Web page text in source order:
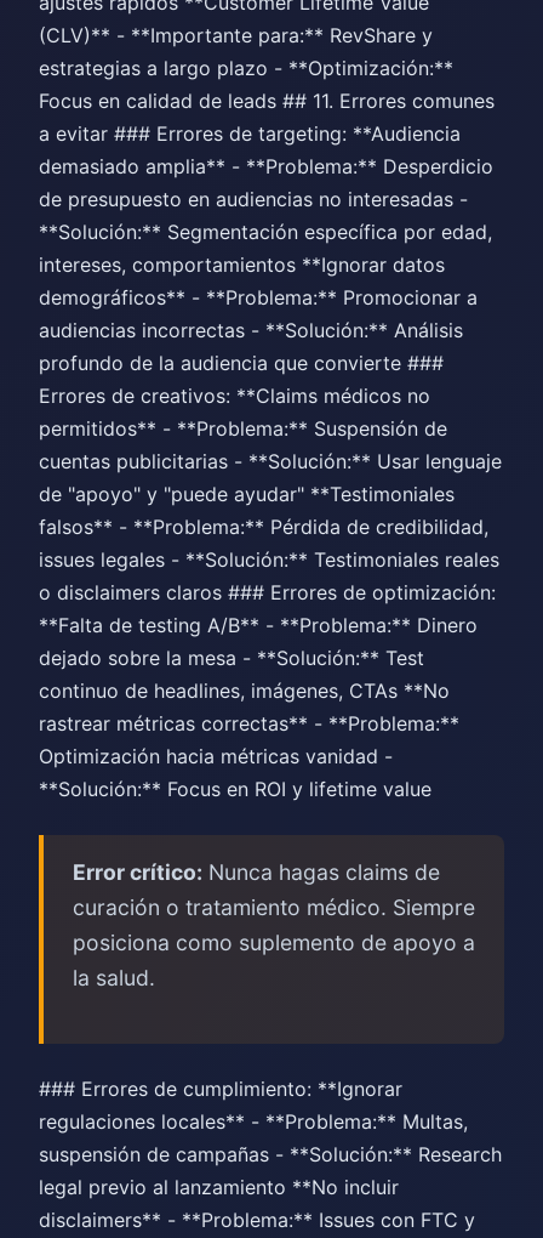
(CLV)** - **Importante para:** RevShare y
estrategias a largo plazo - **Optimización:**
Focus en calidad de leads ## 11. Errores comunes
a evitar ### Errores de targeting: **Audiencia
demasiado amplia** - **Problema:** Desperdicio
de presupuesto en audiencias no interesadas -
**Solución:** Segmentación específica por edad,
intereses, comportamientos **Ignorar datos
demográficos** - **Problema:** Promocionar a
audiencias incorrectas - **Solución:** Análisis
profundo de la audiencia que convierte ###
Errores de creativos: **Claims médicos no
permitidos** - **Problema:** Suspensión de
cuentas publicitarias - **Solución:** Usar lenguaje
de "apoyo" y "puede ayudar" **Testimoniales
falsos** - **Problema:** Pérdida de credibilidad,
issues legales - **Solución:** Testimoniales reales
o disclaimers claros ### Errores de optimización:
**Falta de testing A/B** - **Problema:** Dinero
dejado sobre la mesa - **Solución:** Test
continuo de headlines, imágenes, CTAs **No
rastrear métricas correctas** - **Problema:**
Optimización hacia métricas vanidad -
**Solución:** Focus en ROI y lifetime value
Error crítico: Nunca hagas claims de
curación o tratamiento médico. Siempre
posiciona como suplemento de apoyo a
la salud.
### Errores de cumplimiento: **Ignorar
regulaciones locales** - **Problema:** Multas,
suspensión de campañas - **Solución:** Research
legal previo al lanzamiento **No incluir
disclaimers** - **Problema:** Issues con FTC y